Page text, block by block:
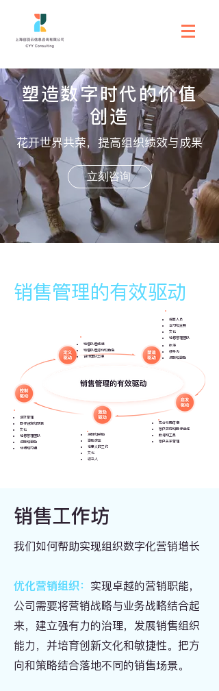
塑造数字时代的价值
创造
花开世界共荣，提高组织绩效与成果
立刻咨询
销售管理的有效驱动
销售队伍规模
销售队伍结构和角色
设计团队土壤
招募人员
学习和发展
文化
销售管理团队
教练
领导力
​报酬和激励
绩效管理
目标设定和预测
文化
销售管理团队
报酬和激励
​协调和沟通
报酬和奖励
激励方案
有意义的工作
文化
​领导人
充分利用信息
客户研究和目标选择
数据和工具
​客户关系管理
销售工作坊
我们如何帮助实现组织数字化营销增长
​优化营销组织： 实现卓越的营销职能，
公司需要将营销战略与业务战略结合起
来，建立强有力的治理，发展销售组织
能力，并培育创新文化和敏捷性。把方
向和策略结合落地不同的销售场景。